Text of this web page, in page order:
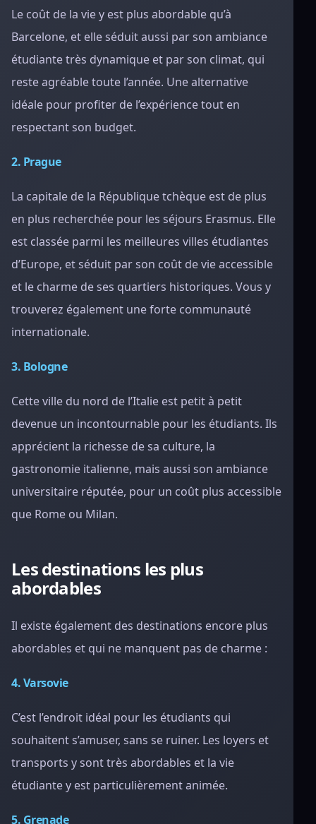
Le coût de la vie y est plus abordable qu’à
Barcelone, et elle séduit aussi par son ambiance
étudiante très dynamique et par son climat, qui
reste agréable toute l’année. Une alternative
idéale pour profiter de l’expérience tout en
respectant son budget.
2. Prague
La capitale de la République tchèque est de plus
en plus recherchée pour les séjours Erasmus. Elle
est classée parmi les meilleures villes étudiantes
d’Europe, et séduit par son coût de vie accessible
et le charme de ses quartiers historiques. Vous y
trouverez également une forte communauté
internationale.
3. Bologne
Cette ville du nord de l’Italie est petit à petit
devenue un incontournable pour les étudiants. Ils
apprécient la richesse de sa culture, la
gastronomie italienne, mais aussi son ambiance
universitaire réputée, pour un coût plus accessible
que Rome ou Milan.
Les destinations les plus
abordables
Il existe également des destinations encore plus
abordables et qui ne manquent pas de charme :
4. Varsovie
C’est l’endroit idéal pour les étudiants qui
souhaitent s’amuser, sans se ruiner. Les loyers et
transports y sont très abordables et la vie
étudiante y est particulièrement animée.
5. Grenade